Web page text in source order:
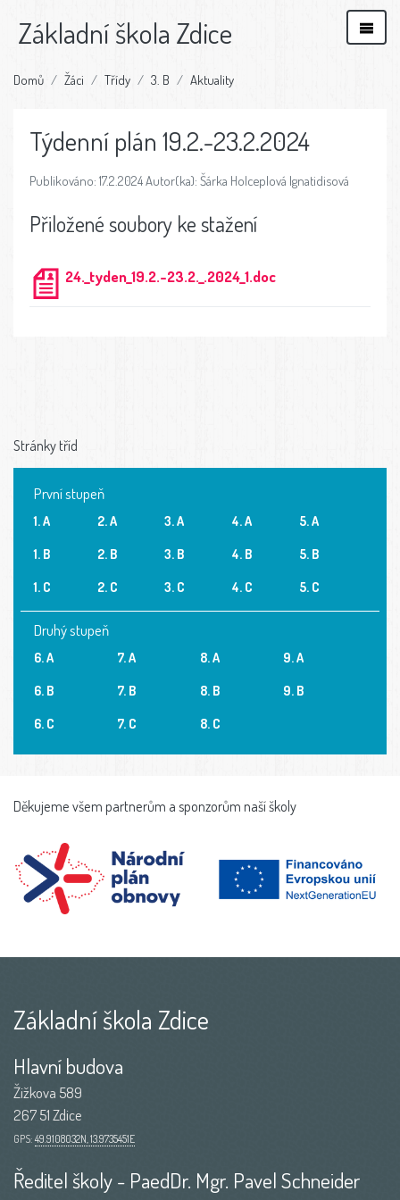
Základní škola Zdice
Domů Žáci Třídy 3. B Aktuality
Týdenní plán 19.2.-23.2.2024
Publikováno: 17.2.2024 Autor(ka): Šárka Holceplová Ignatidisová
Přiložené soubory ke stažení
24._tyden_19.2.-23.2._.2024_1.doc
Stránky tříd
První stupeň
1. A
1. B
1. C
2. A
2. B
2. C
3. A
3. B
3. C
4. A
4. B
4. C
5. A
5. B
5. C
Druhý stupeň
6. A
6. B
6. C
7. A
7. B
7. C
8. A
8. B
8. C
9. A
9. B
Děkujeme všem partnerům a sponzorům naší školy
Základní škola Zdice
Hlavní budova
Žižkova 589
267 51 Zdice
GPS: 49.9108032N, 13.9735451E
Ředitel školy - PaedDr. Mgr. Pavel Schneider